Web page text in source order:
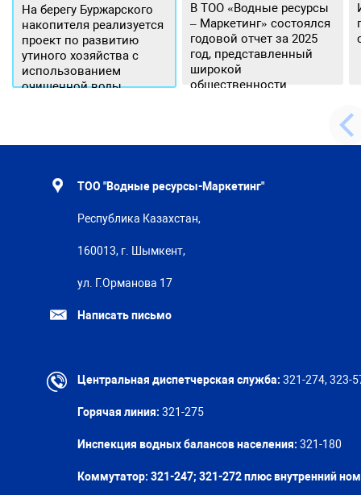
На берегу Буржарского
накопителя реализуется
проект по развитию
утиного хозяйства с
использованием
очищенной воды
В ТОО «Водные ресурсы
– Маркетинг» состоялся
годовой отчет за 2025
год, представленный
широкой
общественности.
ТОО "Водные ресурсы-Маркетинг"
Республика Казахстан,
160013, г. Шымкент,
ул. Г.Орманова 17
Написать письмо
Центральная диспетчерская служба: 321-274, 323-
Горячая линия: 321-275
Инспекция водных балансов населения: 321-180
Коммутатор: 321-247; 321-272 плюс внутренний